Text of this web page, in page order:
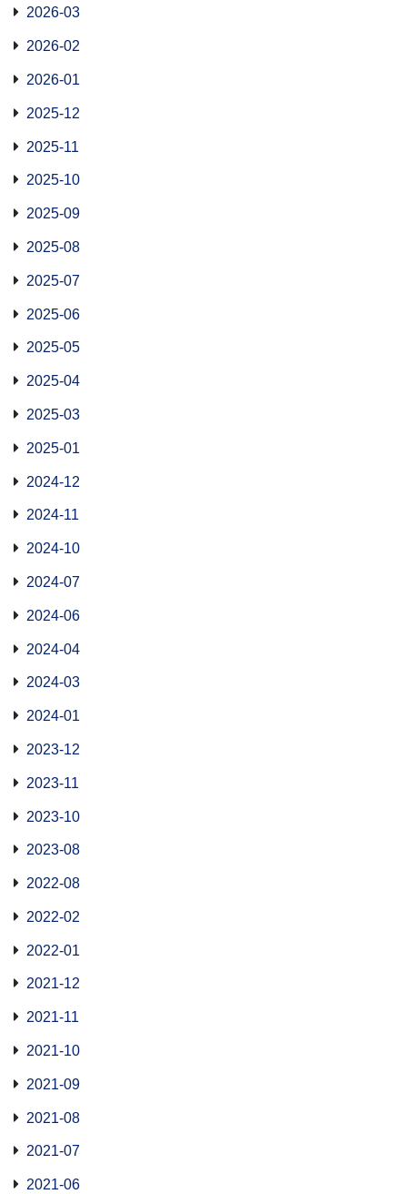
2026-03
2026-02
2026-01
2025-12
2025-11
2025-10
2025-09
2025-08
2025-07
2025-06
2025-05
2025-04
2025-03
2025-01
2024-12
2024-11
2024-10
2024-07
2024-06
2024-04
2024-03
2024-01
2023-12
2023-11
2023-10
2023-08
2022-08
2022-02
2022-01
2021-12
2021-11
2021-10
2021-09
2021-08
2021-07
2021-06